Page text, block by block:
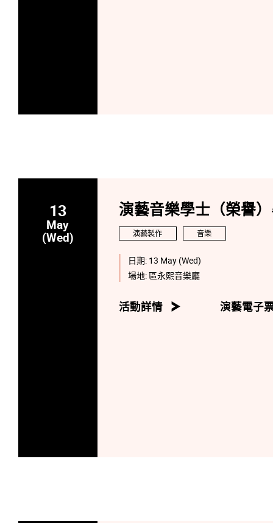
13
May
(Wed)
演藝音樂學士（榮譽
演藝製作 音樂
日期: 13 May (Wed)
場地:區永熙音樂廳
活動詳情 演藝電子